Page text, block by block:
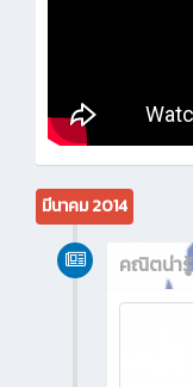
มีนาคม 2014
คณิตน่ารู้